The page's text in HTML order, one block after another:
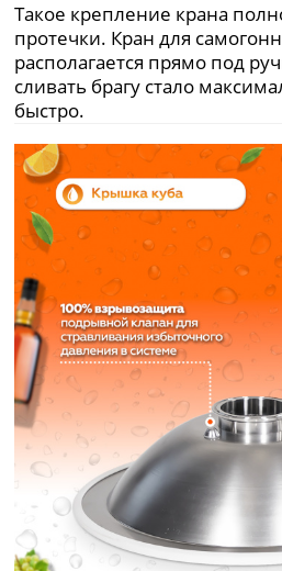
Такое крепление крана
протечки. Кран для
располагается прямо под
сливать брагу стало
быстро.